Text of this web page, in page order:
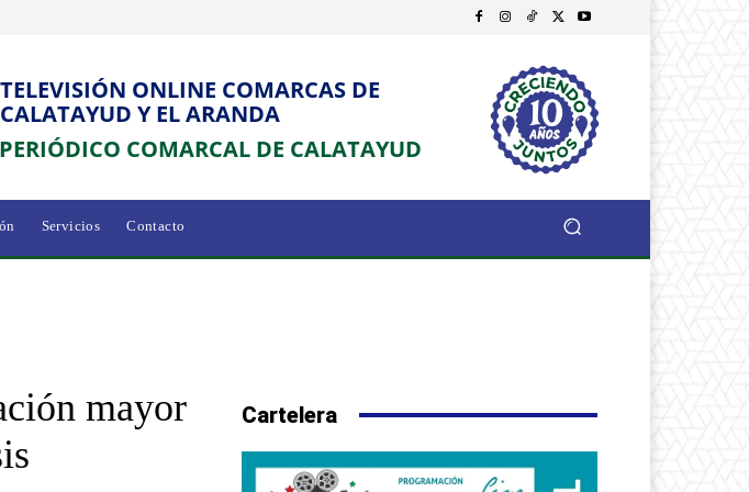
TELEVISIÓN ONLINE COMARCAS DE
CALATAYUD Y EL ARANDA
PERIÓDICO COMARCAL DE CALATAYUD
Servicios Contacto
mayor
Cartelera